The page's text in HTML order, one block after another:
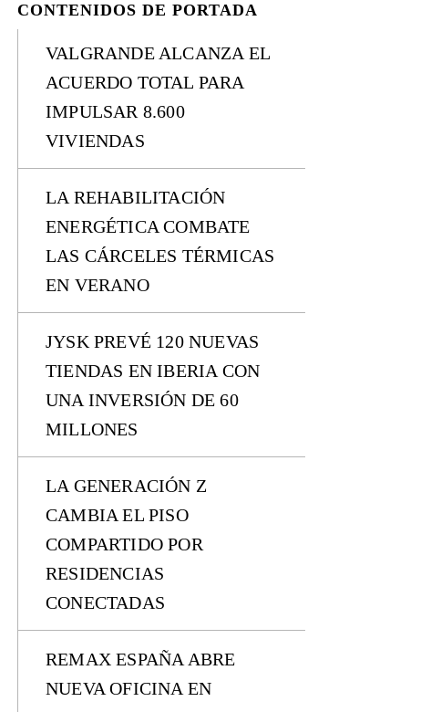
CONTENIDOS DE PORTADA
VALGRANDE ALCANZA EL
ACUERDO TOTAL PARA
IMPULSAR 8.600
VIVIENDAS
LA REHABILITACIÓN
ENERGÉTICA COMBATE
LAS CÁRCELES TÉRMICAS
EN VERANO
JYSK PREVÉ 120 NUEVAS
TIENDAS EN IBERIA CON
UNA INVERSIÓN DE 60
MILLONES
LA GENERACIÓN Z
CAMBIA EL PISO
COMPARTIDO POR
RESIDENCIAS
CONECTADAS
REMAX ESPAÑA ABRE
NUEVA OFICINA EN